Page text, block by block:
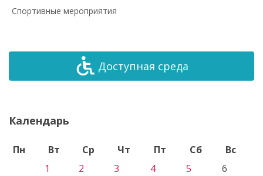
Спортивные мероприятия
Доступная среда
Календарь
Пн Вт Ср Чт Пт Сб
Вс
1
2 3 4 5
6